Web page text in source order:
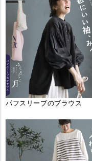
パフスリーブのブラウス